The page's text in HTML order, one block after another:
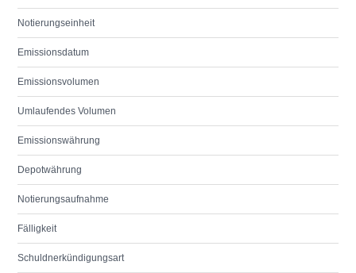
Notierungseinheit
Emissionsdatum
Emissionsvolumen
Umlaufendes Volumen
Emissionswährung
Depotwährung
Notierungsaufnahme
Fälligkeit
Schuldnerkündigungsart